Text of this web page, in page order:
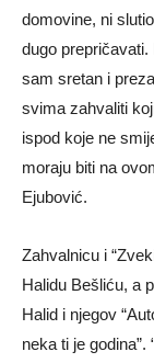
domovine, ni
dugo
sam sretan i
svima zahvaliti
ispod koje ne
moraju biti na
Ejubović.
Zahvalnicu i
Halidu Bešliću, a
Halid i njegov
neka ti je godina”.